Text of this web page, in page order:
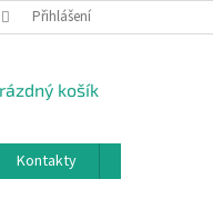
ÚDAJŮ
Přihlášení
košík
Kontakty